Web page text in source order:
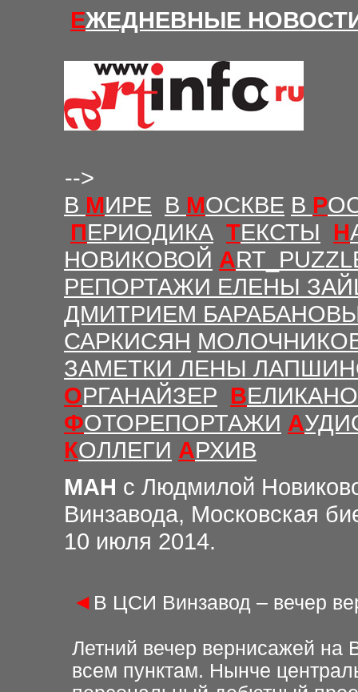
ЕЖЕДНЕВНЫЕ Н
-->
В МИРЕ В МОСКВЕ В Р
ПЕРИОДИКА ТЕКСТЫ Н
НОВИКОВОЙ A
РЕПОРТАЖИ ЕЛЕНЫ
ДМИТРИЕМ
САРКИСЯН
ЗАМЕТКИ ЛЕНЫ
ОРГАНАЙЗЕР В
ФОТОРЕПОРТАЖИ А
КОЛЛЕГИ АРХИВ
МАН с Людмилой
Винзавода, Московская
10 июля 2014.
◄ В ЦСИ Винзавод – вечер
Летний вечер вернисажей на
всем пунктам. Нынче